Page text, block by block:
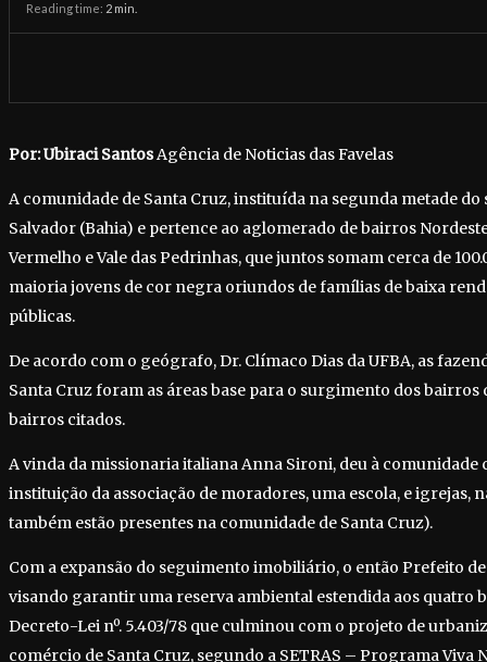
Reading time: 2 min.
Por: Ubiraci SantosAgência de Noticias das Favelas
A comunidade de Santa Cruz, instituída na segunda metade do
Salvador (Bahia) e pertence ao aglomerado de bairros
Vermelho e Vale das Pedrinhas, que juntos somam cerca de
maioria jovens de cor negra oriundos de famílias de baixa
públicas.
De acordo com o geógrafo, Dr. Clímaco Dias da UFBA, as
Santa Cruz foram as áreas base para o surgimento dos
bairros citados.
A vinda da missionaria italiana Anna Sironi, deu à
instituição da associação de moradores, uma escola, e igrejas,
também estão presentes na comunidade de Santa Cruz).
Com a expansão do seguimento imobiliário, o então Prefeito
visando garantir uma reserva ambiental estendida aos quatro
Decreto-Lei nº. 5.403/78 que culminou com o projeto de
comércio de Santa Cruz, segundo a SETRAS – Programa Viva